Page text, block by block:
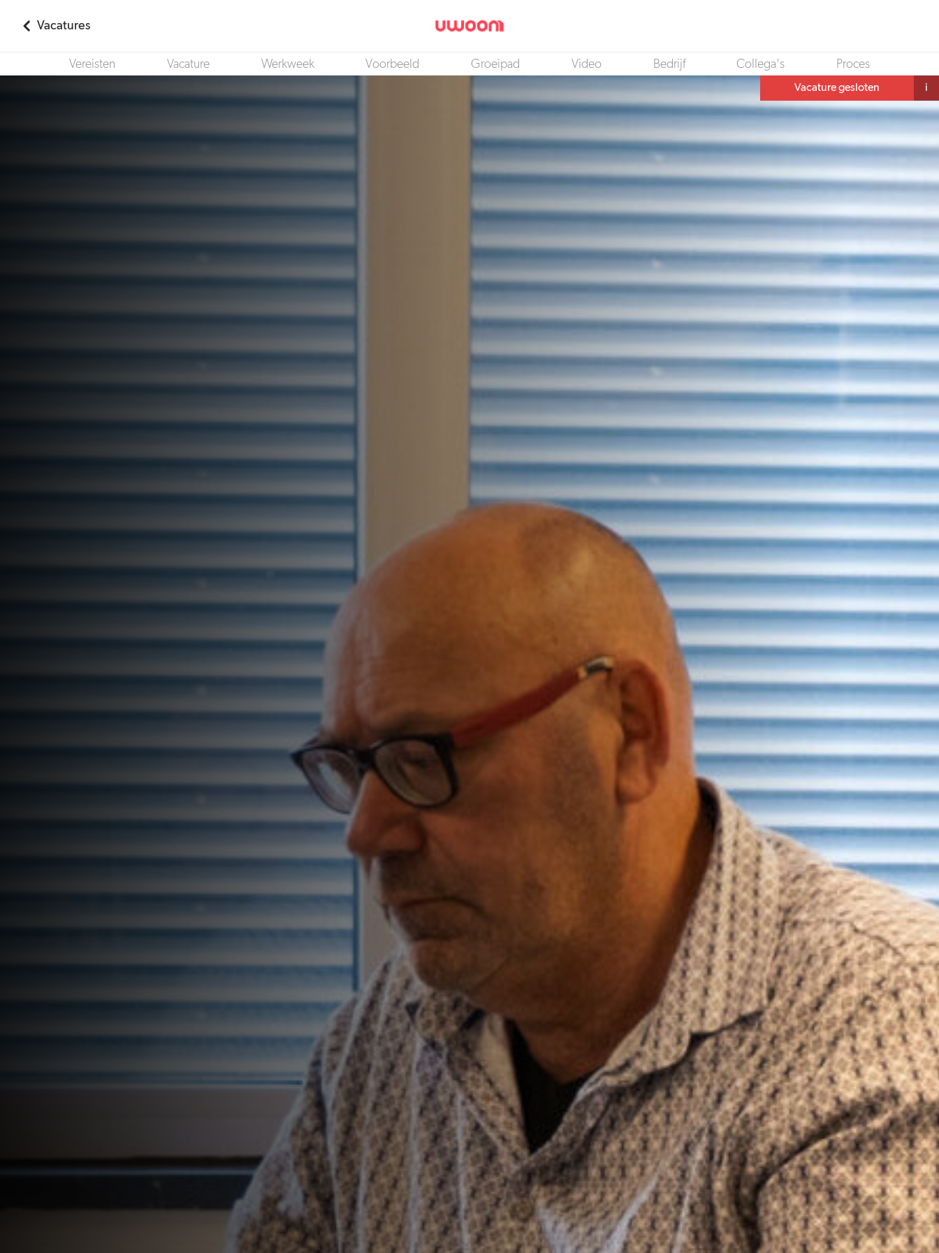
Vacatures
Strategisch HR Adviseur
Vereisten Vacature Werkweek Voorbeeld Groeipad Video Bedrijf Collega's Proces
Vacature gesloten i